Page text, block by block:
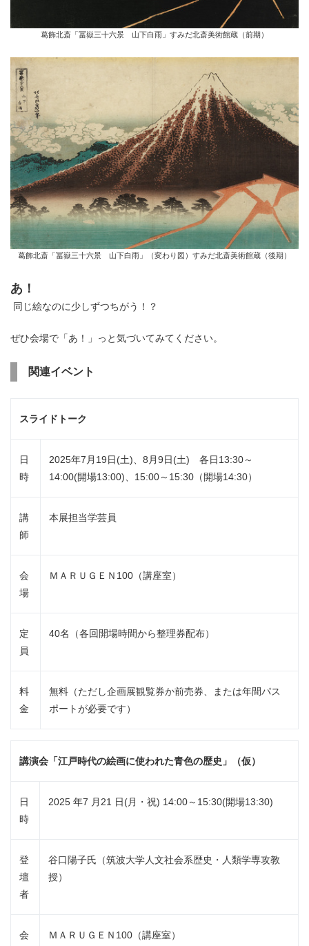
葛飾北斎「冨嶽三十六景 山下白雨」すみだ北斎美術館蔵（前期）
葛飾北斎「冨嶽三十六景 山下白雨」（変わり図）すみだ北斎美術館蔵（後期）
あ！
同じ絵なのに少しずつちがう！？
ぜひ会場で「あ！」っと気づいてみてください。
関連イベント
スライドトーク
日
時
2025年7月19日(土)、8月9日(土) 各日13:30～
14:00(開場13:00)、15:00～15:30（開場14:30）
講
師
本展担当学芸員
会
場
ＭＡＲＵＧＥＮ100（講座室）
定
員
40名（各回開場時間から整理券配布）
料
金
無料（ただし企画展観覧券か前売券、または年間パス
ポートが必要です）
講演会「江戸時代の絵画に使われた青色の歴史」（仮）
日
時
2025 年7 月21 日(月・祝) 14:00～15:30(開場13:30)
登
壇
者
谷口陽子氏（筑波大学人文社会系歴史・人類学専攻教
授）
会
ＭＡＲＵＧＥＮ100（講座室）